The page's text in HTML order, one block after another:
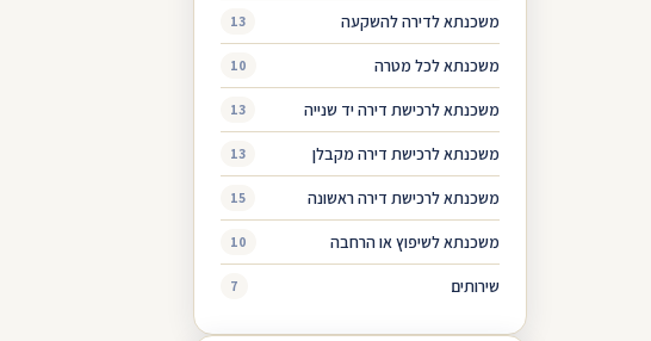
משכנתא לדירה להשקעה 13
משכנתא לכל מטרה 10
משכנתא לרכישת דירה יד שנייה 13
משכנתא לרכישת דירה מקבלן 13
משכנתא לרכישת דירה ראשונה 15
משכנתא לשיפוץ או הרחבה 10
שירותים 7